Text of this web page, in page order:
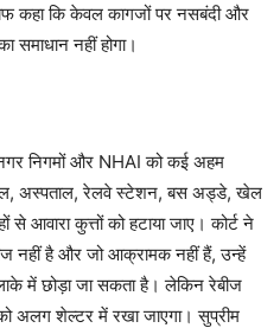
कहा कि केवल कागजों पर नसबंदी और
नहीं होगा।
निगमों और NHAI को कई अहम
अस्पताल, रेलवे स्टेशन, बस अड्डे, खेल
आवारा कुत्तों को हटाया जाए। कोर्ट ने
नहीं है और जो आक्रामक नहीं हैं, उन्हें
में छोड़ा जा सकता है। लेकिन रेबीज
अलग शेल्टर में रखा जाएगा। सुप्रीम